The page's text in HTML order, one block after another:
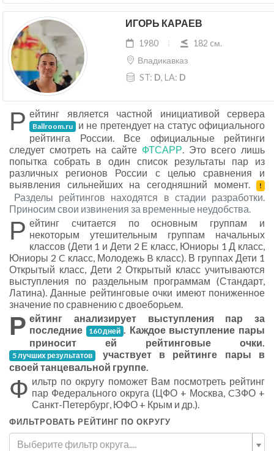
ИГОРЬ КАРАЕВ
1980
182 cм.
Владикавказ
ST: D, LA: D
Р ейтинг является частной инициативой сервера
Ballroom.ru и не претендует на статус официального
рейтинга России. Все официальные рейтинги
следует смотреть на сайте ФТСАРР. Это всего лишь
попытка собрать в один список результаты пар из
различных регионов России с целью сравнения и
выявления сильнейших на сегодняшний момент. !
Разделы рейтингов находятся в стадии разработки.
Приносим свои извинения за временные неудобства.
Р ейтинг считается по основным группам и
некоторым утешительным группам начальных
классов (Дети 1 и Дети 2 Е класс, Юниоры 1 Д класс,
Юниоры 2 C класс, Молодежь B класс). В группах Дети 1
Открытый класс, Дети 2 Открытый класс учитываются
выступления по раздельным программам (Стандарт,
Латина). Данные рейтинговые очки имеют пониженное
значение по сравнению с двоеборьем.
Р ейтинг анализирует выступления пар за
последние
160 дней . Каждое выступление пары
приносит ей рейтинговые очки.
5 лучших результатов участвует в рейтинге пары в
своей танцевальной группе.
Ф ильтр по округу поможет Вам посмотреть рейтинг
пар Федерального округа (ЦФО + Москва, CЗФО +
Санкт-Петербург, ЮФО + Крым и др.).
ФИЛЬТРОВАТЬ РЕЙТИНГ ПО ОКРУГУ
Выберите фильтр округа....